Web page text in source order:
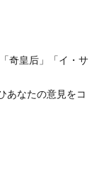
奇皇后」「イ・サ
あなたの意見をコ